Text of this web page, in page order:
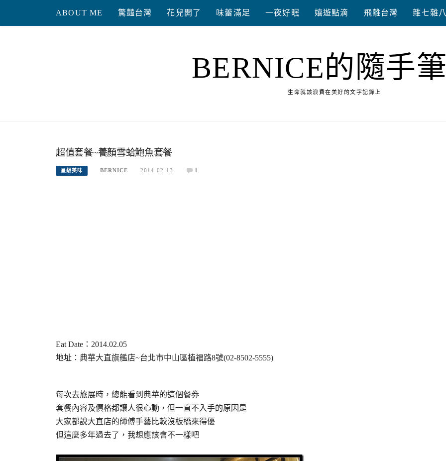
content
ABOUT ME 驚豔台灣 花兒開了 味蕾滿足 一夜好眠 嬉遊點滴 飛離台灣 雜七雜
BERNICE的隨手
生命就該浪費在美好的文字記錄上
超值套餐~養顏雪蛤鮑魚套餐
星級美味 BERNICE 2014-02-13 1
Eat Date：2014.02.05
地址：典華大直旗艦店~台北市中山區植福路8號(02-8502-5555)
每次去旅展時，總能看到典華的這個餐券
套餐內容及價格都讓人很心動，但一直不入手的原因是
大家都說大直店的師傅手藝比較沒板橋來得優
但這麼多年過去了，我想應該會不一樣吧